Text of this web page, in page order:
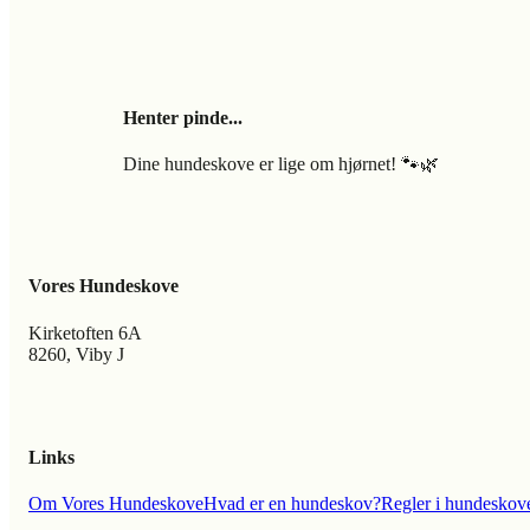
Henter pinde...
Dine hundeskove er lige om hjørnet! 🐾🌿
Vores Hundeskove
Kirketoften 6A
8260, Viby J
Links
Om Vores HundeskoveHvad er en hundeskov?Regler i